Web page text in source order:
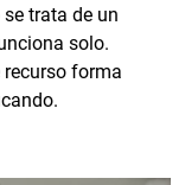
trata de un
solo.
forma